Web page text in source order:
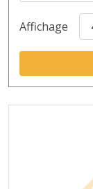
Affichage